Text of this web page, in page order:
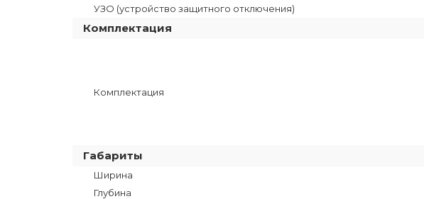
УЗО (устройство защитного отключения)
Комплектация
Комплектация
Габариты
Ширина
Глубина